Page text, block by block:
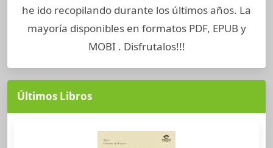
he ido recopilando durante los últimos años. La
mayoría disponibles en formatos PDF, EPUB y
MOBI . Disfrutalos!!!
Últimos Libros